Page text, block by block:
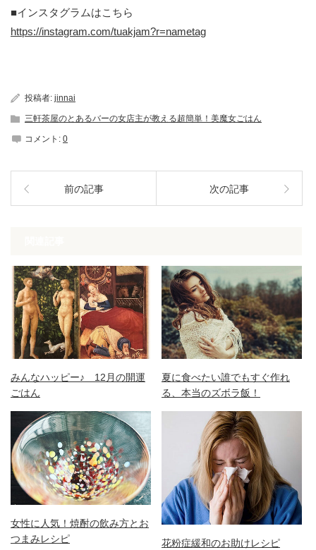
■インスタグラムはこちら
https://instagram.com/tuakjam?r=nametag
投稿者: jinnai
三軒茶屋のとあるバーの女店主が教える超簡単！美魔女ごはん
コメント: 0
前の記事 次の記事
みんなハッピー♪ 12月の開運
ごはん
夏に食べたい誰でもすぐ作れ
る、本当のズボラ飯！
女性に人気！焼酎の飲み方とお
つまみレシピ
花粉症緩和のお助けレシピ